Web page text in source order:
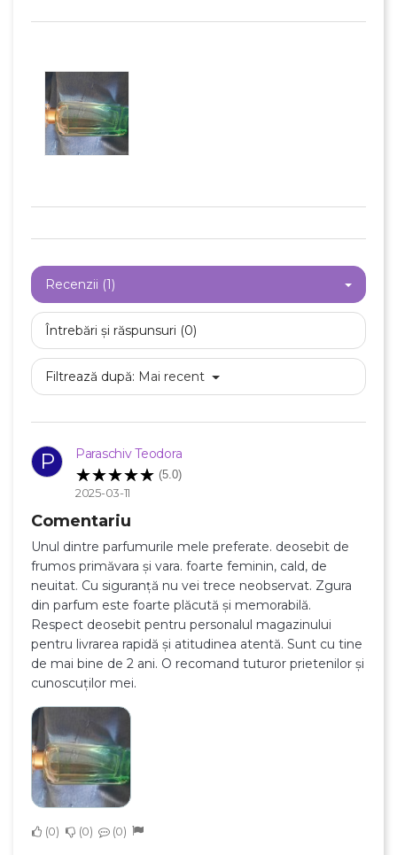
Recenzii (1)
Întrebări și răspunsuri (0)
Filtrează după: Mai recent
P Paraschiv Teodora
(5.0)
2025-03-11
Comentariu
Unul dintre parfumurile mele preferate. deosebit de
frumos primăvara și vara. foarte feminin, cald, de
neuitat. Cu siguranță nu vei trece neobservat. Zgura
din parfum este foarte plăcută și memorabilă.
Respect deosebit pentru personalul magazinului
pentru livrarea rapidă și atitudinea atentă. Sunt cu tine
de mai bine de 2 ani. O recomand tuturor prietenilor și
cunoscuților mei.
0 0 0
Creeaza o lista de dorinte